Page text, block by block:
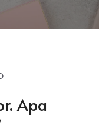
Apa